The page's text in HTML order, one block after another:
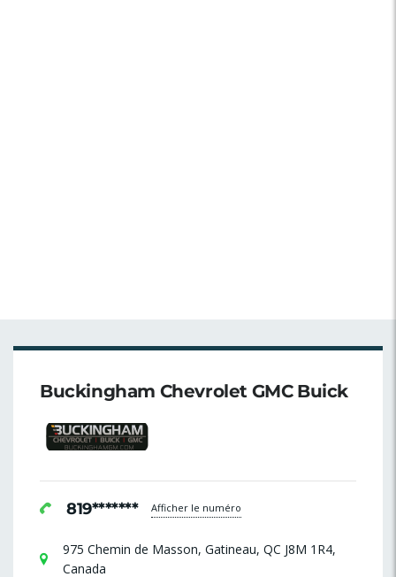
Buckingham Chevrolet GMC Buick
819******* Afficher le numéro
975 Chemin de Masson, Gatineau, QC J8M 1R4,
Canada